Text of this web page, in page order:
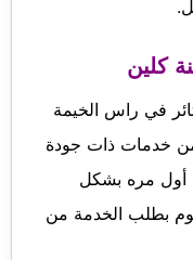
كلين
في راس الخيمة
خدمات ذات جودة
أول مره بشكل
بطلب الخدمة من